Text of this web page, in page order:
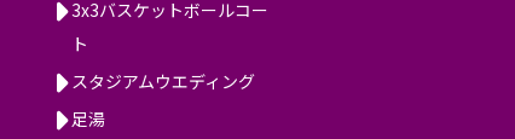
3x3バスケットボールコー
ト
スタジアムウエディング
足湯